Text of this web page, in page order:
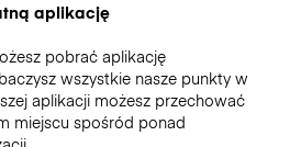
aplikację
pobrać aplikację
wszystkie nasze punkty w
aplikacji możesz przechować
miejscu spośród ponad